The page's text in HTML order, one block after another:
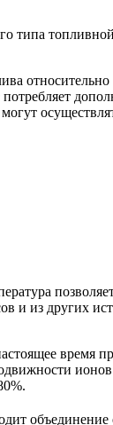
типа
потребляет
и из других
время
ионов
объединение